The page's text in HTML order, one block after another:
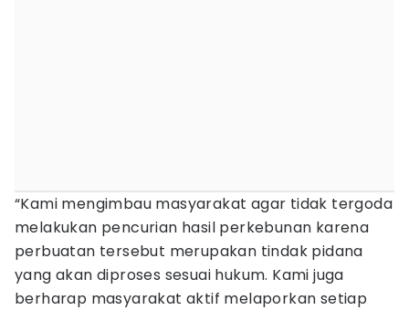
“Kami mengimbau masyarakat agar tidak tergoda
melakukan pencurian hasil perkebunan karena
perbuatan tersebut merupakan tindak pidana
yang akan diproses sesuai hukum. Kami juga
berharap masyarakat aktif melaporkan setiap